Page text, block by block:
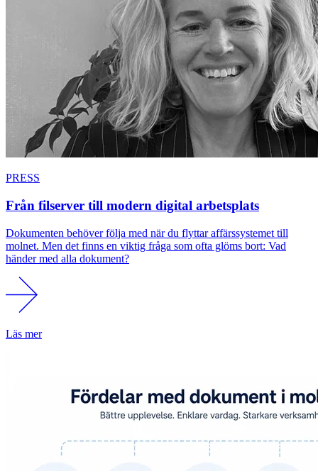
PRESS
Från filserver till modern digital arbetsplats
Dokumenten behöver följa med när du flyttar affärssystemet till
molnet. Men det finns en viktig fråga som ofta glöms bort: Vad
händer med alla dokument?
Läs mer